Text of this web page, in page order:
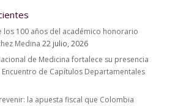
los 100 años del académico honorario
Medina 22 julio, 2026
de Medicina fortalece su presencia
de Capítulos Departamentales
la apuesta fiscal que Colombia